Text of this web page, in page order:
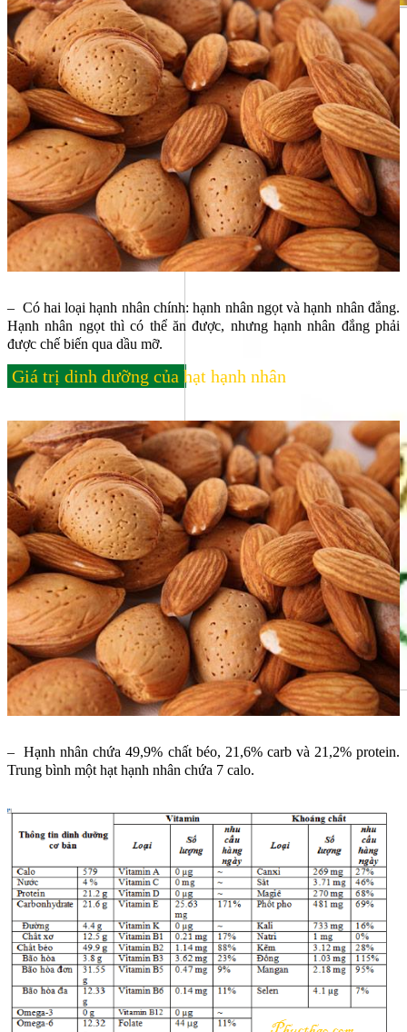
– Có hai loại hạnh nhân chính: hạnh nhân ngọt và hạnh nhân đắng.
Hạnh nhân ngọt thì có thể ăn được, nhưng hạnh nhân đắng phải
được chế biến qua dầu mỡ.
Giá trị dinh dưỡng của hạt hạnh nhân
– Hạnh nhân chứa 49,9% chất béo, 21,6% carb và 21,2% protein.
Trung bình một hạt hạnh nhân chứa 7 calo.